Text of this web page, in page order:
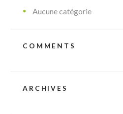
Aucune catégorie
COMMENTS
ARCHIVES